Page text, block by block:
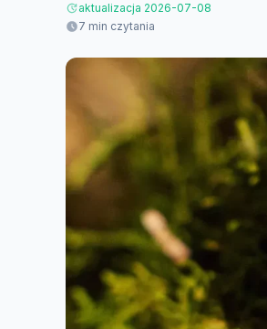
aktualizacja 2026-07-08
7 min czytania